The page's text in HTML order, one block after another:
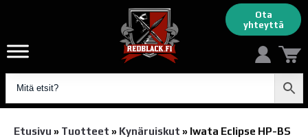
Ota
yhteyttä
Etusivu » Tuotteet » Kynäruiskut » Iwata Eclipse HP-BS